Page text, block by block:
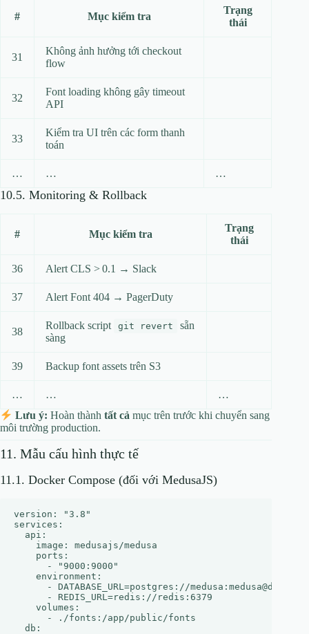
# Mục kiểm tra
Trạng
thái
31
Không ảnh hưởng tới checkout
flow
32
Font loading không gây timeout
API
33
Kiểm tra UI trên các form thanh
toán
… … …
10.5. Monitoring & Rollback
# Mục kiểm tra
Trạng
thái
36 Alert CLS > 0.1 → Slack
37 Alert Font 404 → PagerDuty
38
Rollback script git revert
sẵn
sàng
39 Backup font assets trên S3
… …
…
Lưu ý: Hoàn thànhtất cả mục trên trước khi chuyển sang
môi trường production.
11. Mẫu cấu hình thực tế
11.1. Docker Compose (đối với MedusaJS)
version: "3.8"
services:
  api:
    image: medusajs/medusa
    ports:
      - "9000:9000"
    environment:
- DATABASE_URL=postgres://
      - REDIS_URL=redis://redis:6379
    volumes:
      - ./fonts:/app/public/fonts
  db: